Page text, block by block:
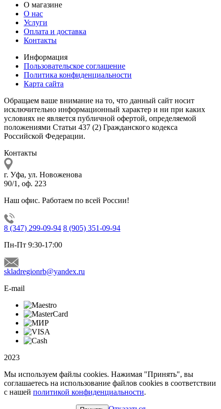
О магазине
О нас
Услуги
Оплата и доставка
Контакты
Информация
Пользовательское соглашение
Политика конфиденциальности
Карта сайта
Обращаем ваше внимание на то, что данный сайт носит
исключительно информационный характер и ни при каких
условиях не является публичной офертой, определяемой
положениями Статьи 437 (2) Гражданского кодекса
Российской Федерации.
Контакты
г. Уфа, ул. Новоженова
90/1, оф. 223
Наш офис. Работаем по всей России!
8 (347) 299-09-94 8 (905) 351-09-94
Пн-Пт 9:30-17:00
skladregionrb@yandex.ru
E-mail
2023
Мы используем файлы cookies. Нажимая "Принять", вы
соглашаетесь на использование файлов cookies в соответствии
с нашей политикой конфиденциальности.